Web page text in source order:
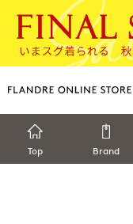
Top Brand